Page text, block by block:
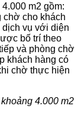
m2 gồm:
chờ cho khách
vụ với diện
bố trí theo
và phòng chờ
khách hàng có
chờ thực hiện
4.000 m2